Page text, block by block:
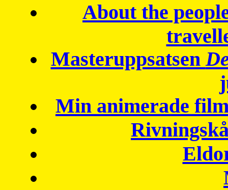
About the
Masteruppsatsen
Min animerade